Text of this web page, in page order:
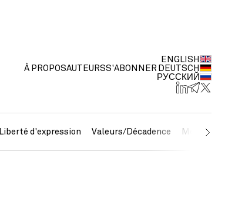
À PROPOSAUTEURSS'ABONNER
ENGLISH
DEUTSCH
РУССКИЙ
Liberté d'expression Valeurs/Décadence Métaux